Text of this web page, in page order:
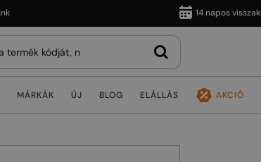
14 napos visszaküldés
MÁRKÁK ÚJ BLOG ELÁLLÁS AKCIÓ